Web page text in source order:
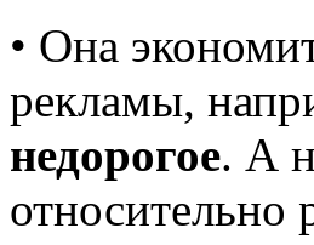
• Она
рекламы,
недорогое. А
относительно